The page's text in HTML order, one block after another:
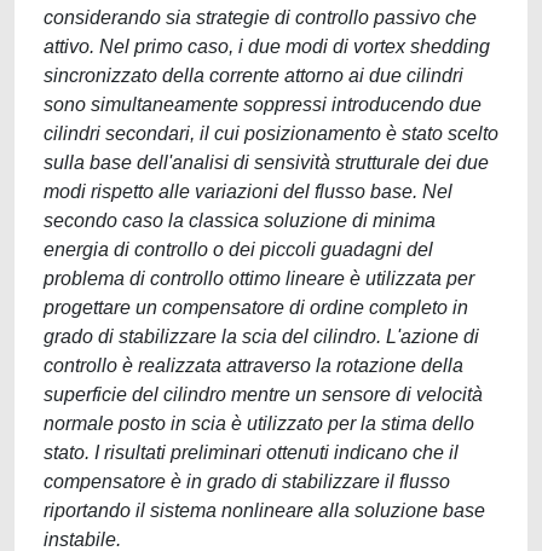
considerando sia strategie di controllo passivo che
attivo. Nel primo caso, i due modi di vortex shedding
sincronizzato della corrente attorno ai due cilindri
sono simultaneamente soppressi introducendo due
cilindri secondari, il cui posizionamento è stato scelto
sulla base dell'analisi di sensività strutturale dei due
modi rispetto alle variazioni del flusso base. Nel
secondo caso la classica soluzione di minima
energia di controllo o dei piccoli guadagni del
problema di controllo ottimo lineare è utilizzata per
progettare un compensatore di ordine completo in
grado di stabilizzare la scia del cilindro. L'azione di
controllo è realizzata attraverso la rotazione della
superficie del cilindro mentre un sensore di velocità
normale posto in scia è utilizzato per la stima dello
stato. I risultati preliminari ottenuti indicano che il
compensatore è in grado di stabilizzare il flusso
riportando il sistema nonlineare alla soluzione base
instabile.